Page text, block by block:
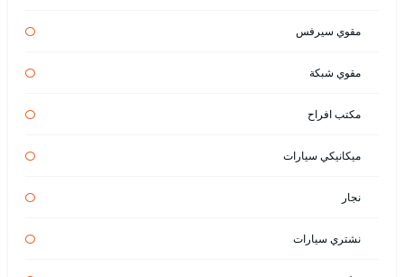
مقوي سيرفس
مقوي شبكة
مكتب افراح
ميكانيكي سيارات
نجار
نشتري سيارات